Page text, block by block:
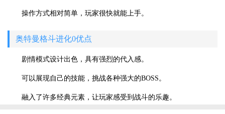
操作方式相对简单，玩家很快就能上手。
奥特曼格斗进化0优点
剧情模式设计出色，具有强烈的代入感。
可以展现自己的技能，挑战各种强大的BOSS。
融入了许多经典元素，让玩家感受到战斗的乐趣。